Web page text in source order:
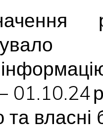
01.10.24
власні